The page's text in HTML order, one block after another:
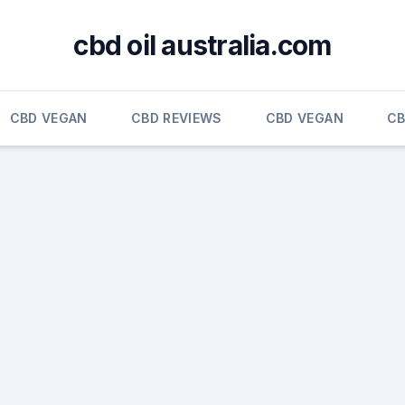
cbd oil australia.com
CBD VEGAN CBD REVIEWS CBD VEGAN